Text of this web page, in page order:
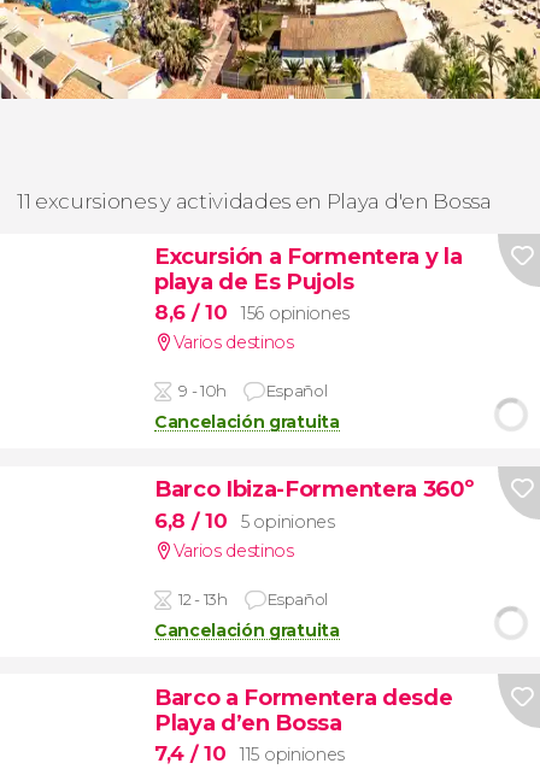
11 excursiones y actividades en Playa d'en Bossa
Excursión a Formentera y la
playa de Es Pujols
8,6 / 10
156 opiniones
Varios destinos
9 - 10h Español
Cancelación gratuita
Barco Ibiza-Formentera 360º
6,8 / 10
5 opiniones
Varios destinos
12 - 13h Español
Cancelación gratuita
Barco a Formentera desde
Playa d’en Bossa
7,4 / 10 115 opiniones